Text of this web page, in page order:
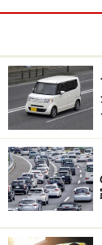
価格はどうか
クグレード
ったNBOXを
でNBOXの圧
止装置や、
備する。
タントは122
ら追突を回避
オートエアコ
円と少し高